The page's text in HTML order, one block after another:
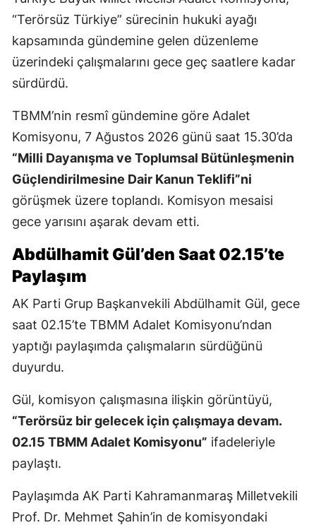
“Terörsüz Türkiye” sürecinin hukuki ayağı
kapsamında gündemine gelen düzenleme
üzerindeki çalışmalarını gece geç saatlere kadar
sürdürdü.
TBMM’nin resmî gündemine göre Adalet
Komisyonu, 7 Ağustos 2026 günü saat 15.30’da
“Milli Dayanışma ve Toplumsal Bütünleşmenin
Güçlendirilmesine Dair Kanun Teklifi”ni
görüşmek üzere toplandı. Komisyon mesaisi
gece yarısını aşarak devam etti.
Abdülhamit Gül’den Saat 02.15’te
Paylaşım
AK Parti Grup Başkanvekili Abdülhamit Gül, gece
saat 02.15’te TBMM Adalet Komisyonu’ndan
yaptığı paylaşımda çalışmaların sürdüğünü
duyurdu.
Gül, komisyon çalışmasına ilişkin görüntüyü,
“Terörsüz bir gelecek için çalışmaya devam.
02.15 TBMM Adalet Komisyonu” ifadeleriyle
paylaştı.
Paylaşımda AK Parti Kahramanmaraş Milletvekili
Prof. Dr. Mehmet Şahin’in de komisyondaki